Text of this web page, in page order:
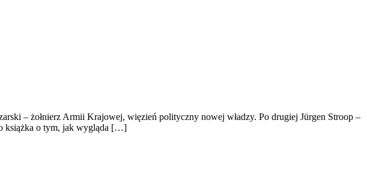
– żołnierz Armii Krajowej, więzień polityczny nowej władzy. Po drugiej Jürgen Stroop –
książka o tym, jak wygląda […]